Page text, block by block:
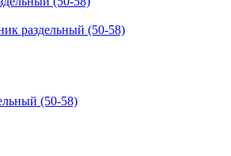
раздельный (50-58)
(50-58)